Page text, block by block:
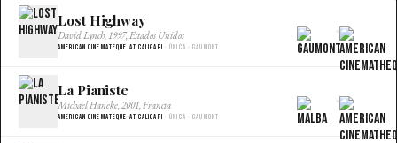
Lost Highway
David Lynch, 1997, Estados Unidos
American Cinemateque at Caligari · Única · Gaumont
×
La Pianiste
Michael Haneke, 2001, Francia
American Cinemateque at Caligari · Única · Gaumont
×